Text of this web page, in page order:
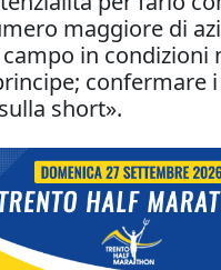
maggiore di
in condizioni
confermare
short».